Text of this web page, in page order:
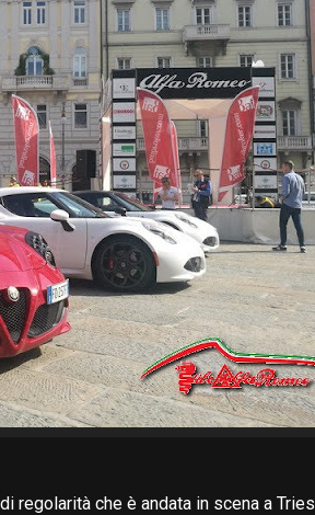
regolarità che è andata in scena a